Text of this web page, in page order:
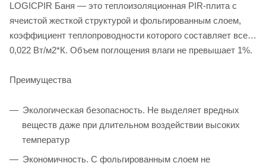
LOGICPIR Баня — это теплоизоляционная PIR-плита с
ячеистой жесткой структурой и фольгированным слоем,
коэффициент теплопроводности которого составляет всего
0,022 Вт/м2*К. Объем поглощения влаги не превышает 1%.
Преимущества
Экологическая безопасность. Не выделяет вредных
веществ даже при длительном воздействии высоких
температур
Экономичность. С фольгированным слоем не